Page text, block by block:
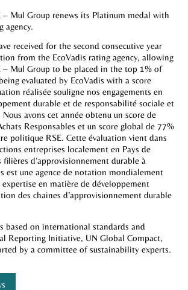
– Mul Group renews its Platinum medal with
agency.
received for the second consecutive year
from the EcoVadis rating agency, allowing
– Mul Group to be placed in the top 1% of
evaluated by EcoVadis with a score
réalisée souligne nos engagements en
durable et de responsabilité sociale et
avons cet année obtenu un score de
Responsables et un score global de 77%
politique RSE. Cette évaluation vient dans
entreprises localement en Pays de
filières d’approvisionnement durable à
est une agence de notation mondialement
expertise en matière de développement
des chaines d’approvisionnement durable
based on international standards and
Reporting Initiative, UN Global Compact,
by a committee of sustainability experts.